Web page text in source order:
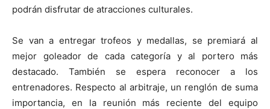
podrán disfrutar de atracciones culturales.
Se van a entregar trofeos y medallas, se premiará al
mejor goleador de cada categoría y al portero más
destacado. También se espera reconocer a los
entrenadores. Respecto al arbitraje, un renglón de suma
importancia, en la reunión más reciente del equipo